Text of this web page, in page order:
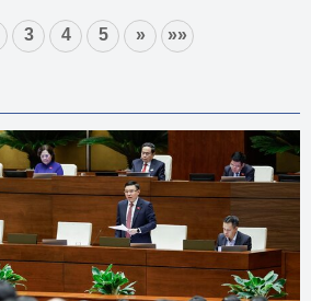
3 4 5 » »»